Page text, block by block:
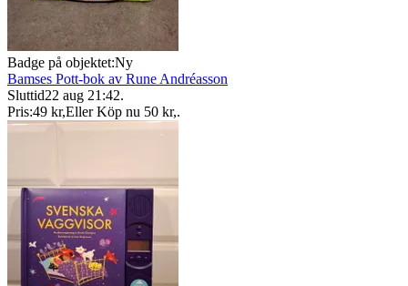
Badge på objektet:Ny
Bamses Pott-bok av Rune Andréasson
Sluttid22 aug 21:42.
Pris:49 kr,Eller Köp nu 50 kr,.